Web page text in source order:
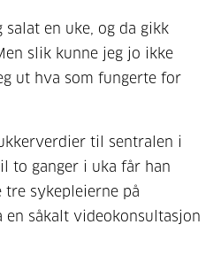
salat en uke, og da gikk
slik kunne jeg jo ikke
ut hva som fungerte for
til sentralen i
to ganger i uka får han
tre sykepleierne på
en såkalt videokonsultasjon